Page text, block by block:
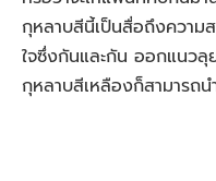
กุหลาบสีนี้เป็นสื่อถึงความ
ใจซึ่งกันและกัน ออกแนว
กุหลาบสีเหลืองก็สามารถ